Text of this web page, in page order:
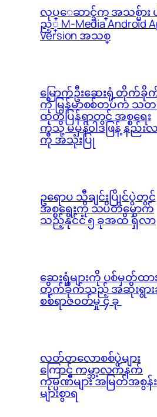
လုပ္ေဆာင္ခ်က္ အသစ္မ်ား ပ
ည့္ M-Media Android
Version အသစ္
မြောက်ဦးဆေးရုံ တိုက်ခို
ကို မြန်မာစစ်တပ်က သတ
ထုတ်ပြန်ရာတွင် အစ္စရေး
ကဲ့သို့ မမှန်၀ါဒဖြန့် နည်း
ကို အသုံးပြု
ဥရောပ သီချင်းပြိုင်ပွဲတွင်
အစ္စရေးကို သပိတ်မှောက်
သည့်နိုင်ငံ ၅ ခုအထိ ရှိလာ
ဆေးရုံများကို ပစ်မှတ်ထာ
တိုက်ခိုက်သည့် အဆိုးရွား
စစ်ရာဇ၀တ်မှု ၄ ခု
လတ်တလောစစ်ပွဲများ
ကြောင့် ကမ္ဘာ့လက်နက်
ကုမ္ပဏီများ အမြတ်အစွန်း
များစွာရ